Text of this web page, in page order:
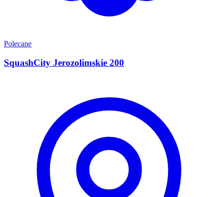
Polecane
SquashCity Jerozolimskie 200